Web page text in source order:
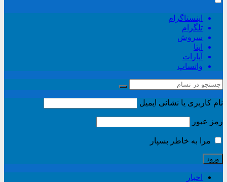
اینستاگرام
تلگرام
سروش
ایتا
آپارات
واتساپ
نام کاربری یا نشانی ایمیل
رمز عبور
مرا به خاطر بسپار
اخبار